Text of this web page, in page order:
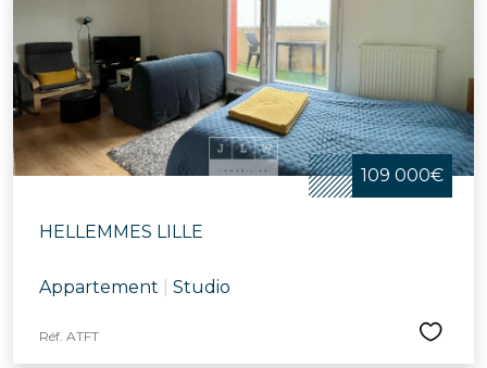
109 000€
HELLEMMES LILLE
Appartement Studio
Réf. ATFT